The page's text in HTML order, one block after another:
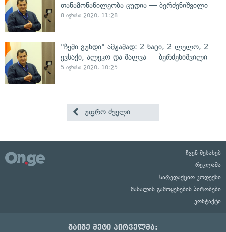
თანამონაწილეობა ცუდია — ბერძენიშვილი
8 ივნისი 2020, 11:28
"ჩემი გუნდი" ამჟამად: 2 ნაცი, 2 ლელო, 2
ევსაქი, ალეკო და შალვა — ბერძენიშვილი
5 ივნისი 2020, 10:25
უფრო ძველი
ჩვენ შესახებ
რეკლამა
სარედაქციო კოდექსი
მასალის გამოყენების პირობები
კონტაქტი
გაიგე მეტი პირველმა: